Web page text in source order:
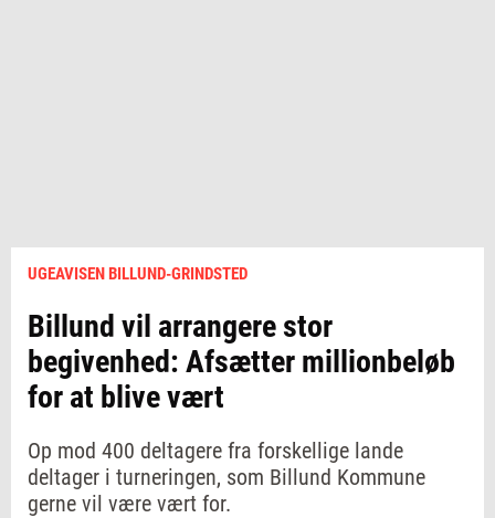
UGEAVISEN BILLUND-GRINDSTED
Billund vil arrangere stor
begivenhed: Afsætter millionbeløb
for at blive vært
Op mod 400 deltagere fra forskellige lande
deltager i turneringen, som Billund Kommune
gerne vil være vært for.